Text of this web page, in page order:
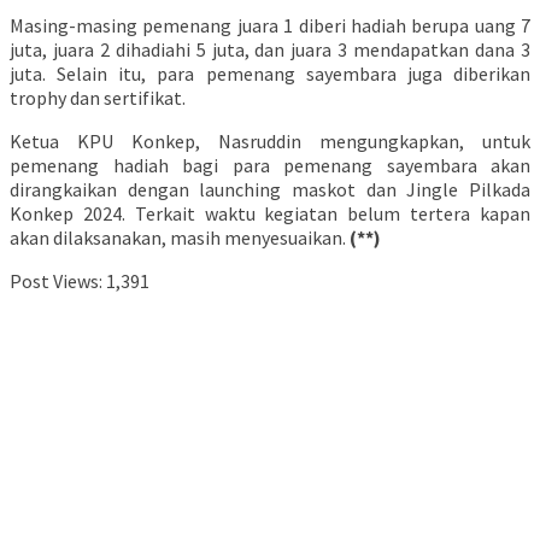
Masing-masing pemenang juara 1 diberi hadiah berupa uang 7
juta, juara 2 dihadiahi 5 juta, dan juara 3 mendapatkan dana 3
juta. Selain itu, para pemenang sayembara juga diberikan
trophy dan sertifikat.
Ketua KPU Konkep, Nasruddin mengungkapkan, untuk
pemenang hadiah bagi para pemenang sayembara akan
dirangkaikan dengan launching maskot dan Jingle Pilkada
Konkep 2024. Terkait waktu kegiatan belum tertera kapan
akan dilaksanakan, masih menyesuaikan. (**)
Post Views: 1,391